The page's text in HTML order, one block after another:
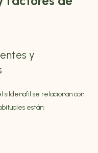
y
sildenafil se relacionan con
están: